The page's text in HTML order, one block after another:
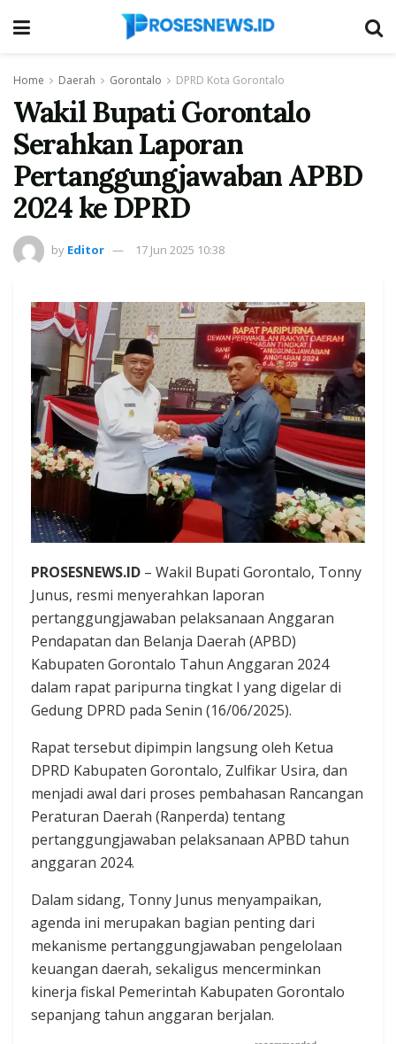
Home Daerah Gorontalo DPRD Kota Gorontalo
Wakil Bupati Gorontalo
Serahkan Laporan
Pertanggungjawaban APBD
2024 ke DPRD
by Editor 17 Jun 2025 10:38
PROSESNEWS.ID – Wakil Bupati Gorontalo, Tonny
Junus, resmi menyerahkan laporan
pertanggungjawaban pelaksanaan Anggaran
Pendapatan dan Belanja Daerah (APBD)
Kabupaten Gorontalo Tahun Anggaran 2024
dalam rapat paripurna tingkat I yang digelar di
Gedung DPRD pada Senin (16/06/2025).
Rapat tersebut dipimpin langsung oleh Ketua
DPRD Kabupaten Gorontalo, Zulfikar Usira, dan
menjadi awal dari proses pembahasan Rancangan
Peraturan Daerah (Ranperda) tentang
pertanggungjawaban pelaksanaan APBD tahun
anggaran 2024.
Dalam sidang, Tonny Junus menyampaikan,
agenda ini merupakan bagian penting dari
mekanisme pertanggungjawaban pengelolaan
keuangan daerah, sekaligus mencerminkan
kinerja fiskal Pemerintah Kabupaten Gorontalo
sepanjang tahun anggaran berjalan.